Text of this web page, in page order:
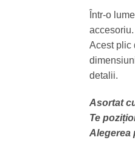
Într-o
Acest plic
detalii.
Asortat
Te
Alegerea